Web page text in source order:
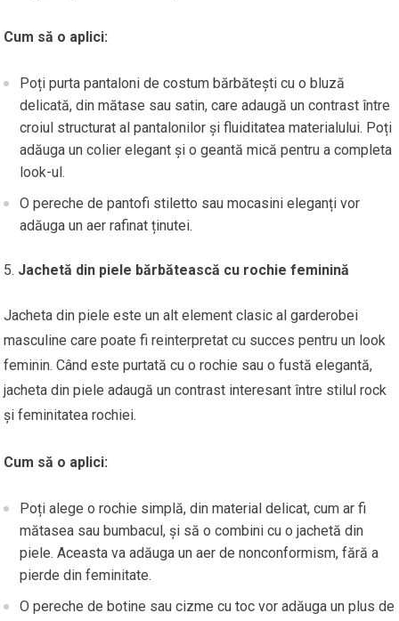
Cum să o aplici:
Poți purta pantaloni de costum bărbătești cu o bluză
delicată, din mătase sau satin, care adaugă un contrast între
croiul structurat al pantalonilor și fluiditatea materialului. Poți
adăuga un colier elegant și o geantă mică pentru a completa
look-ul.
O pereche de pantofi stiletto sau mocasini eleganți vor
adăuga un aer rafinat ținutei.
Jachetă din piele bărbătească cu rochie feminină
Jacheta din piele este un alt element clasic al garderobei
masculine care poate fi reinterpretat cu succes pentru un look
feminin. Când este purtată cu o rochie sau o fustă elegantă,
jacheta din piele adaugă un contrast interesant între stilul rock
și feminitatea rochiei.
Cum să o aplici:
Poți alege o rochie simplă, din material delicat, cum ar fi
mătasea sau bumbacul, și să o combini cu o jachetă din
piele. Aceasta va adăuga un aer de nonconformism, fără a
pierde din feminitate.
O pereche de botine sau cizme cu toc vor adăuga un plus de